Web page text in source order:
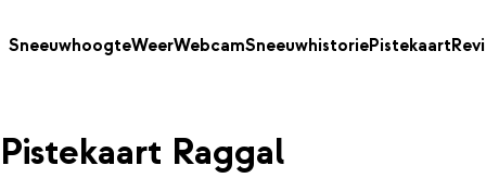
SneeuwhoogteWeerWebcamSneeuwhistoriePistekaart
Pistekaart Raggal